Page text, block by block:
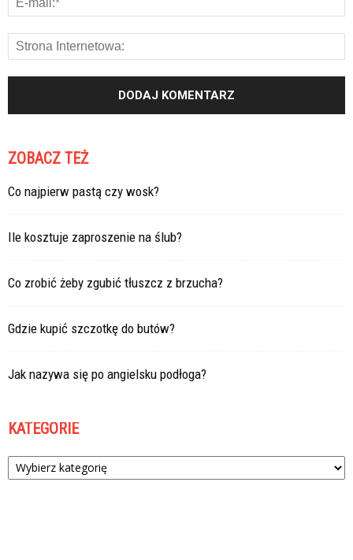
ZOBACZ TEŻ
Co najpierw pastą czy wosk?
Ile kosztuje zaproszenie na ślub?
Co zrobić żeby zgubić tłuszcz z brzucha?
Gdzie kupić szczotkę do butów?
Jak nazywa się po angielsku podłoga?
KATEGORIE
Kategorie